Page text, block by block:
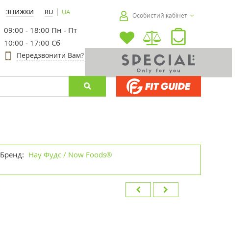
ЗНИЖКИ RU | UA
09:00 - 18:00 Пн - Пт
10:00 - 17:00 Сб
Передзвонити Вам?
Особистий кабінет
Бренд: Нау Фудс / Now Foods®